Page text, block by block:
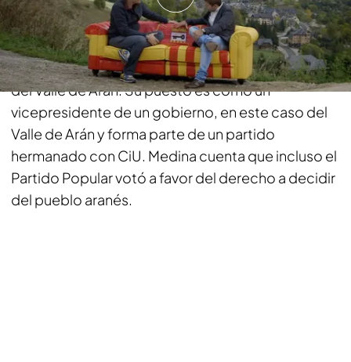
Luis Carlos Medina es el vicesíndico del conselh
generau d’arán y aparece con una bandera más, la
del Valle de Arán. Su puesto es como un
vicepresidente de un gobierno, en este caso del
Valle de Arán y forma parte de un partido
hermanado con CiU. Medina cuenta que incluso el
Partido Popular votó a favor del derecho a decidir
del pueblo aranés.